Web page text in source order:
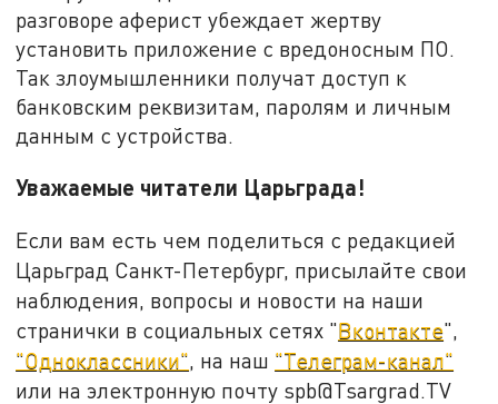
разговоре аферист убеждает жертву
установить приложение с вредоносным ПО.
Так злоумышленники получат доступ к
банковским реквизитам, паролям и личным
данным с устройства.
Уважаемые читатели Царьграда!
Если вам есть чем поделиться с редакцией
Царьград Санкт-Петербург, присылайте свои
наблюдения, вопросы и новости на наши
странички в социальных сетях "Вконтакте",
"Одноклассники" , на наш "Телеграм-канал"
или на электронную почту spb@Tsargrad.TV